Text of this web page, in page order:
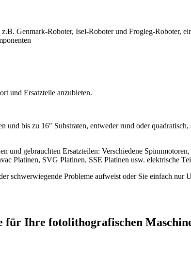
Genmark-Roboter, Isel-Roboter und Frogleg-Roboter,
und Ersatzteile anzubieten.
bis zu 16″ Substraten, entweder rund oder
und gebrauchten Ersatzteilen: Verschiedene
Platinen, SVG Platinen, SSE Platinen usw. elektrische
schwerwiegende Probleme aufweist oder Sie einfach nur
für Ihre fotolithografischen